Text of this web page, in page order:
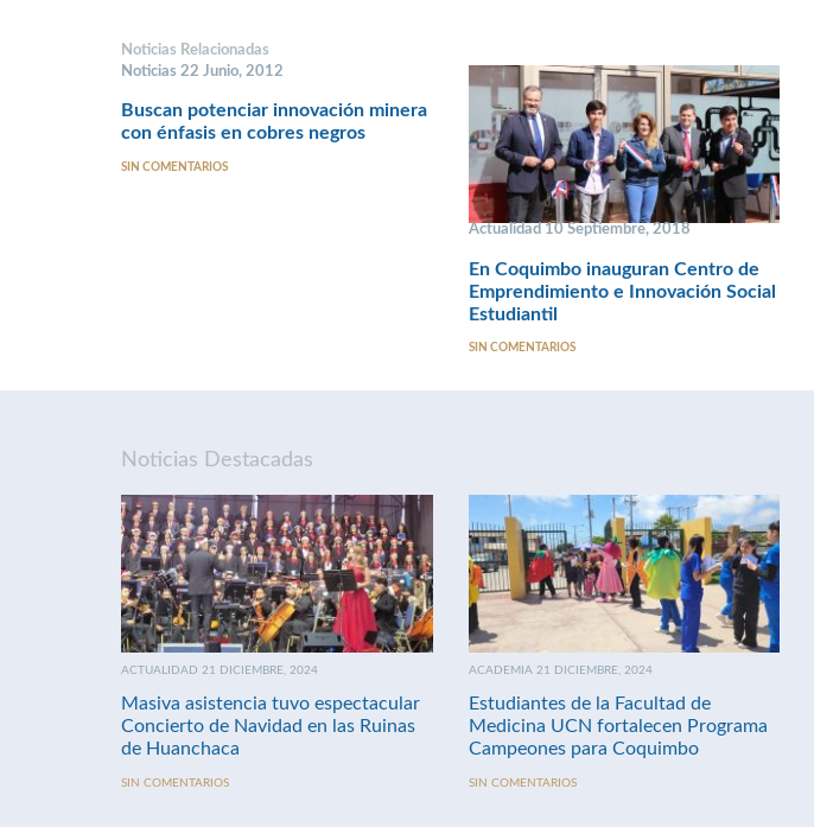
Noticias Relacionadas
Noticias 22 Junio, 2012
Buscan potenciar innovación minera
con énfasis en cobres negros
SIN COMENTARIOS
Actualidad 10 Septiembre, 2018
En Coquimbo inauguran Centro de
Emprendimiento e Innovación Social
Estudiantil
SIN COMENTARIOS
Noticias Destacadas
ACTUALIDAD 21 DICIEMBRE, 2024
Masiva asistencia tuvo espectacular
Concierto de Navidad en las Ruinas
de Huanchaca
SIN COMENTARIOS
ACADEMIA 21 DICIEMBRE, 2024
Estudiantes de la Facultad de
Medicina UCN fortalecen Programa
Campeones para Coquimbo
SIN COMENTARIOS